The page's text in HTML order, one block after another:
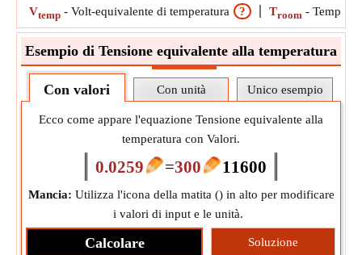
Vtemp - Volt-equivalente di temperatura ? Troom -
Esempio di Tensione equivalente alla temperatura
Con valori Con unità Unico esempio
Ecco come appare l'equazione Tensione equivalente alla
temperatura con Valori.
0.0259 =300 11600
Mancia: Utilizza l'icona della matita () in alto per modificare
i valori di input e le unità.
Calcolare Soluzione